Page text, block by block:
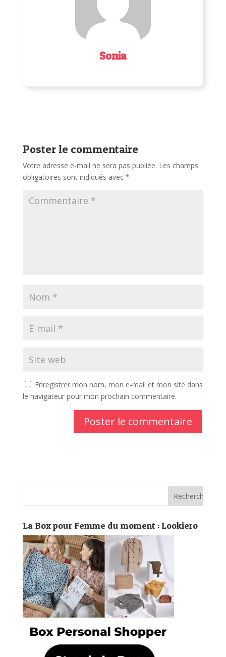
Sonia
Poster le commentaire
Votre adresse e-mail ne sera pas publiée. Les champs
obligatoires sont indiqués avec *
Enregistrer mon nom, mon e-mail et mon site dans
le navigateur pour mon prochain commentaire.
La Box pour Femme du moment : Lookiero